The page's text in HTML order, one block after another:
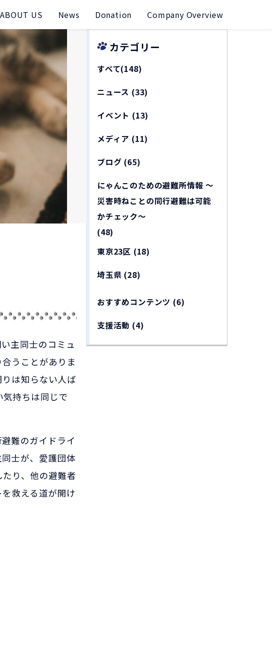
ABOUT US News Donation Company Overview
主同士のコミュ
うことがありま
は知らない人ば
持ちは同じで
難のガイドライ
士が、愛護団体
り、他の避難者
救える道が開け
カテゴリー
すべて(148)
ニュース (33)
イベント (13)
メディア (11)
ブログ (65)
にゃんこのための避難所情報 〜
災害時ねことの同行避難は可能
かチェック〜
(48)
東京23区 (18)
埼玉県 (28)
おすすめコンテンツ (6)
支援活動 (4)